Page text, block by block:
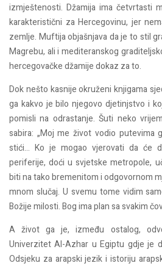
izmještenosti. Džamija ima četvrtasti
karakteristični za Hercegovinu, jer
zemlje. Muftija objašnjava da je to stil
Magrebu, ali i mediteranskog
hercegovačke džamije dokaz za to.
Dok nešto kasnije okruženi knjigama
ga kakvo je bilo njegovo djetinjstvo i
pomisli na odrastanje. Šuti neko
sabira: „Moj me život vodio putevima
stići… Ko je mogao vjerovati da će
periferije, doći u svjetske metropole,
biti na tako bremenitom i odgovornom
mnom slučaj. U svemu tome vidim
Božije milosti. Bog ima plan sa svakim
A život ga je, između ostalog,
Univerzitet Al-Azhar u Egiptu gdje je
Odsjeku za arapski jezik i istoriju